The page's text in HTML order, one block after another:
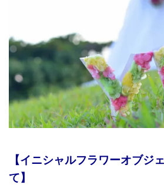
【イニシャルフラワーオブジ
て】